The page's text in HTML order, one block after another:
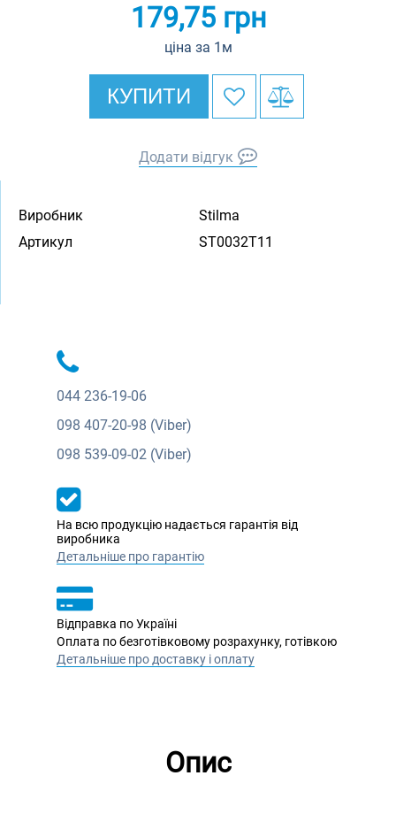
179,75грн
ціна за 1м
КУПИТИ
Додати відгук
Виробник
Stilma
Артикул
ST0032T11
044 236-19-06
098 407-20-98 (Viber)
098 539-09-02 (Viber)
На всю продукцію надається гарантія від
виробника
Детальніше про гарантію
Відправка по Україні
Оплата по безготівковому розрахунку, готівкою
Детальніше про доставку і оплату
Опис